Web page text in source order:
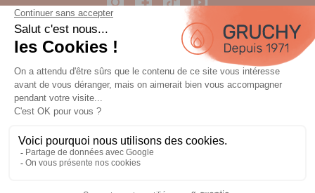
InstagramFacebook
TikTokYouTube
Paiement sécurisé en 12 fois avec Alma
Paiement 100% sécurisé par 3D Secure et possible en 3,
Planifiez votre commande et payez à la